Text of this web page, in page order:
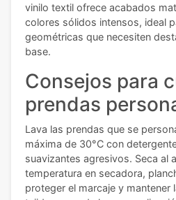
vinilo textil ofrece acabados
colores sólidos intensos, ideal
geométricas que necesiten
base.
Consejos para
prendas
Lava las prendas que se
máxima de 30°C con
suavizantes agresivos. Seca al
temperatura en secadora,
proteger el marcaje y mantener